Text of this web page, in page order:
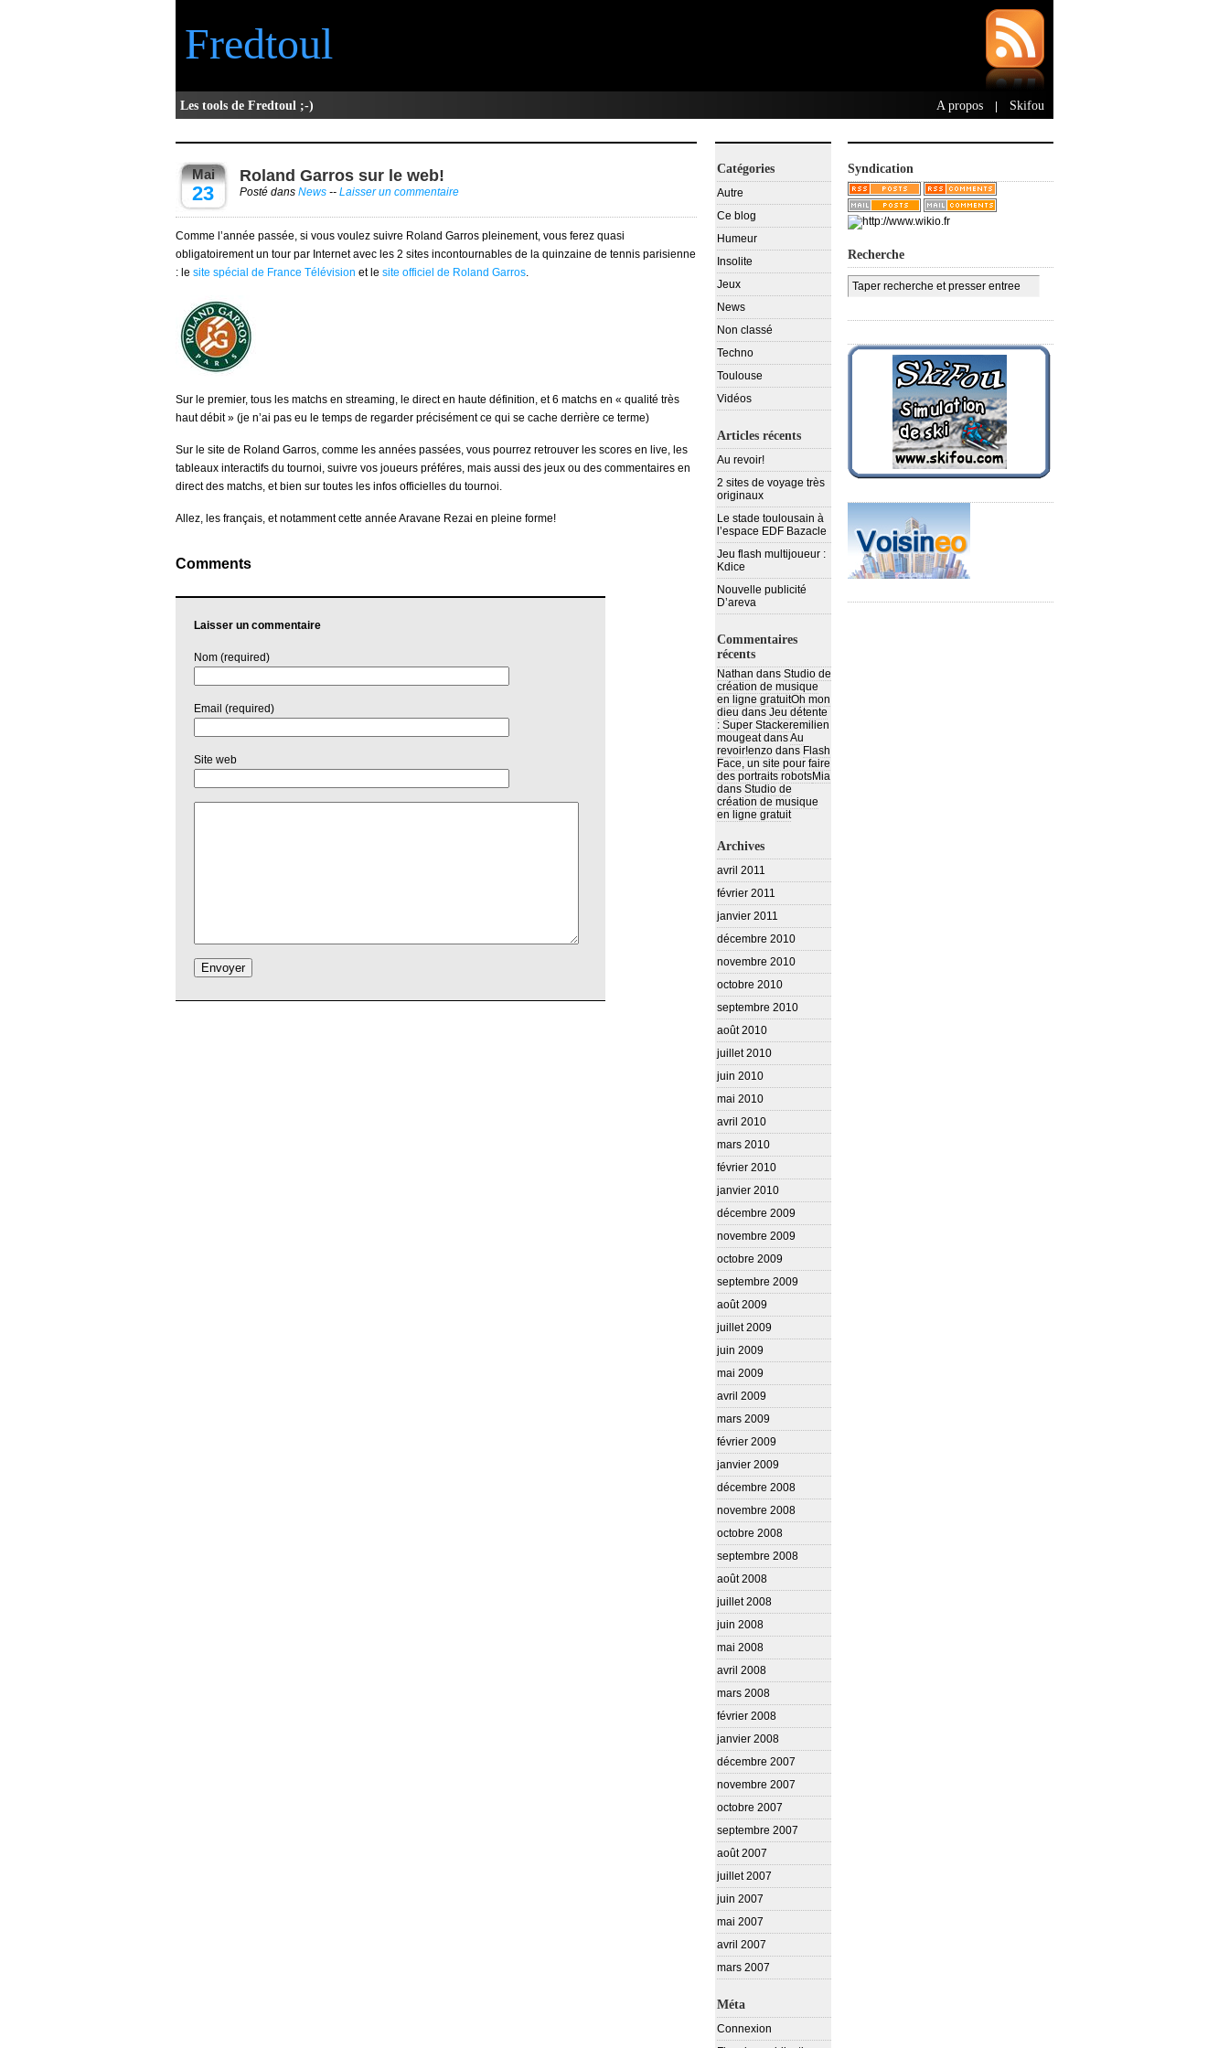
Fredtoul
Les tools de Fredtoul ;-) A propos Skifou
Mai
23
Roland Garros sur le web!
Posté dans News -- Laisser un commentaire
Comme l’année passée, si vous voulez suivre Roland Garros pleinement, vous ferez quasi
obligatoirement un tour par Internet avec les 2 sites incontournables de la quinzaine de tennis parisienne
: le site spécial de France Télévision et le site officiel de Roland Garros.
Sur le premier, tous les matchs en streaming, le direct en haute définition, et 6 matchs en « qualité très
haut débit » (je n’ai pas eu le temps de regarder précisément ce qui se cache derrière ce terme)
Sur le site de Roland Garros, comme les années passées, vous pourrez retrouver les scores en live, les
tableaux interactifs du tournoi, suivre vos joueurs préféres, mais aussi des jeux ou des commentaires en
direct des matchs, et bien sur toutes les infos officielles du tournoi.
Allez, les français, et notamment cette année Aravane Rezai en pleine forme!
Comments
Laisser un commentaire
Nom (required)
Email (required)
Site web
Catégories
Autre
Ce blog
Humeur
Insolite
Jeux
News
Non classé
Techno
Toulouse
Vidéos
Articles récents
Au revoir!
2 sites de voyage très
originaux
Le stade toulousain à
l’espace EDF Bazacle
Jeu flash multijoueur :
Kdice
Nouvelle publicité
D’areva
Commentaires
récents
Nathan dans Studio de
création de musique
en ligne gratuitOh mon
dieu dans Jeu détente
: Super Stackeremilien
mougeatdansAu
revoir!enzo dans Flash
Face, un site pour faire
des portraits robotsMia
dans Studio de
création de musique
en ligne gratuit
Archives
avril 2011
février 2011
janvier 2011
décembre 2010
novembre 2010
octobre 2010
septembre 2010
août 2010
juillet 2010
juin 2010
mai 2010
avril 2010
mars 2010
février 2010
janvier 2010
décembre 2009
novembre 2009
octobre 2009
septembre 2009
août 2009
juillet 2009
juin 2009
mai 2009
avril 2009
mars 2009
février 2009
janvier 2009
décembre 2008
novembre 2008
octobre 2008
septembre 2008
août 2008
juillet 2008
juin 2008
mai 2008
avril 2008
mars 2008
février 2008
janvier 2008
décembre 2007
novembre 2007
octobre 2007
septembre 2007
août 2007
juillet 2007
juin 2007
mai 2007
avril 2007
mars 2007
Méta
Connexion
Syndication
Recherche